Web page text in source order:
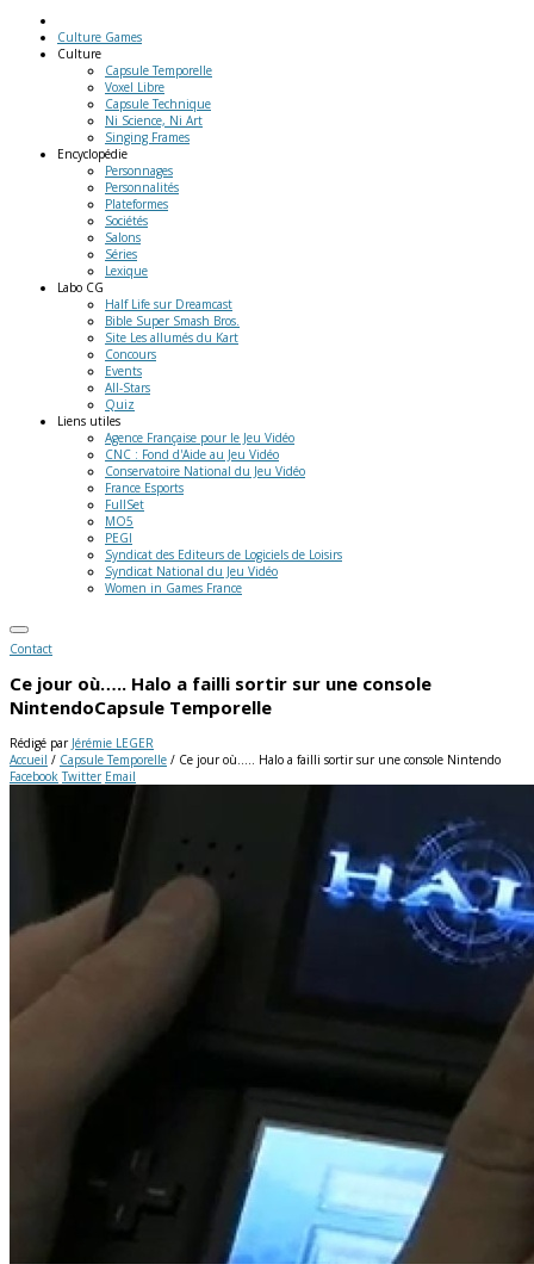
Culture Games
Culture
Capsule Temporelle
Voxel Libre
Capsule Technique
Ni Science, Ni Art
Singing Frames
Encyclopédie
Personnages
Personnalités
Plateformes
Sociétés
Salons
Séries
Lexique
Labo CG
Half Life sur Dreamcast
Bible Super Smash Bros.
Site Les allumés du Kart
Concours
Events
All-Stars
Quiz
Liens utiles
Agence Française pour le Jeu Vidéo
CNC : Fond d'Aide au Jeu Vidéo
Conservatoire National du Jeu Vidéo
France Esports
FullSet
MO5
PEGI
Syndicat des Editeurs de Logiciels de Loisirs
Syndicat National du Jeu Vidéo
Women in Games France
Contact
Ce jour où….. Halo a failli sortir sur une console
NintendoCapsule Temporelle
Rédigé par Jérémie LEGER
Accueil / Capsule Temporelle / Ce jour où….. Halo a failli sortir sur une console Nintendo
Facebook Twitter Email